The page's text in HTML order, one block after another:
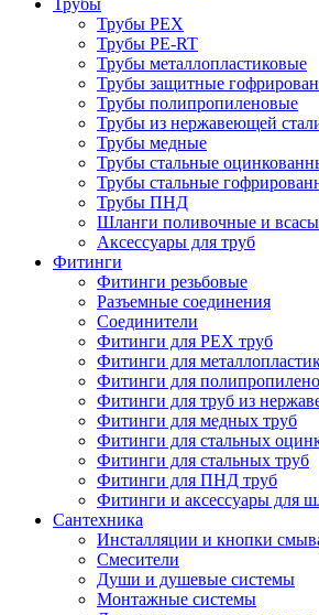
Трубы PEX
Трубы PE-RT
Трубы металлопластиковые
Трубы защитные
Трубы полипропиленовые
Трубы из нержавеющей
Трубы медные
Трубы стальные
Трубы стальные
Трубы ПНД
Шланги поливочные и
Аксессуары для труб
Фитинги
Фитинги резьбовые
Разъемные соединения
Соединители
Фитинги для PEX труб
Фитинги для
Фитинги для
Фитинги для труб из
Фитинги для медных труб
Фитинги для стальных
Фитинги для стальных труб
Фитинги для ПНД труб
Фитинги и аксессуары для
Сантехника
Инсталляции и кнопки
Смесители
Души и душевые системы
Монтажные системы